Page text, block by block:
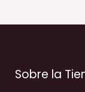
Sobre la